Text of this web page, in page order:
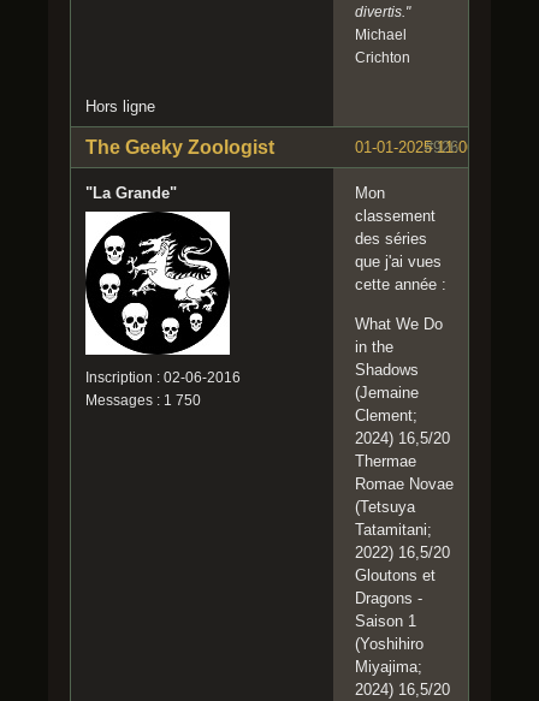
divertis."
Michael
Crichton
Hors ligne
#926
01-01-2025 11:06:46
The Geeky Zoologist
"La Grande"
Inscription : 02-06-2016
Messages : 1 750
Mon
classement
des séries
que j'ai vues
cette année :
What We Do
in the
Shadows
(Jemaine
Clement;
2024) 16,5/20
Thermae
Romae Novae
(Tetsuya
Tatamitani;
2022) 16,5/20
Gloutons et
Dragons -
Saison 1
(Yoshihiro
Miyajima;
2024) 16,5/20